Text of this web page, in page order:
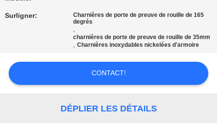
NOUS
DEMANDEZ
UNE
CITATION
Surligner:
Charnières de porte de preuve de rouille de 165
degrés
,
charnières de porte de preuve de rouille de 35mm
,Charnières inoxydables nickelées d'armoire
CONTACT!
DÉPLIER LES DÉTAILS